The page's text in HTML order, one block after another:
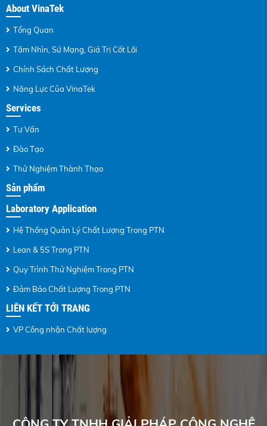
About VinaTek
Tổng Quan
Tầm Nhìn, Sứ Mạng, Giá Trị Cốt Lõi
Chính Sách Chất Lượng
Năng Lực Của VinaTek
Services
Tư Vấn
Đào Tạo
Thử Nghiệm Thành Thạo
Sản phẩm
Laboratory Application
Hệ Thống Quản Lý Chất Lượng Trong PTN
Lean & 5S Trong PTN
Quy Trình Thử Nghiệm Trong PTN
Đảm Bảo Chất Lượng Trong PTN
LIÊN KẾT TỚI TRANG
VP Công nhận Chất lượng